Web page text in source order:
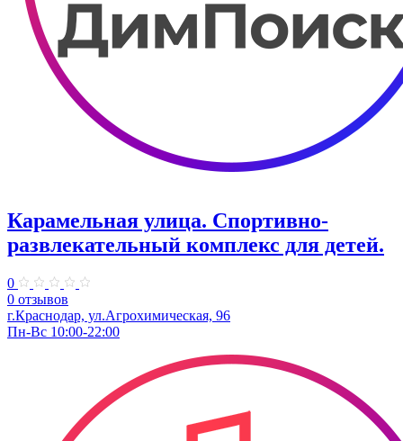
Карамельная улица. ​Спортивно-
развлекательный комплекс для детей.
0
0 отзывов
г.Краснодар, ул.Агрохимическая, 96
Пн-Вс 10:00-22:00